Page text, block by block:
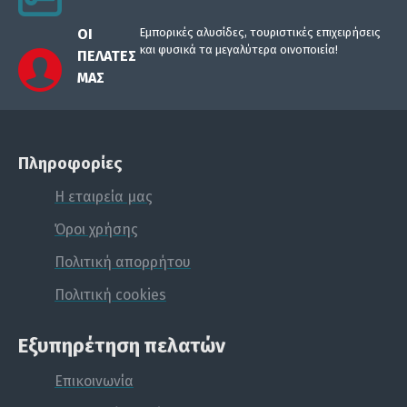
σε οποιαδήποτε διάσταση. Η δυνατότητα
αυτή παρέχεται για παραγγελίες άνω των
δέκα τεμαχίων. Καλέστε μας για
πληροφορίες και τιμές.
ΟΙ
ΠΕΛΆΤΕΣ
ΜΑΣ
Εμπορικές αλυσίδες, τουριστικές επιχειρήσεις
και φυσικά τα μεγαλύτερα οινοποιεία!
Πληροφορίες
Η εταιρεία μας
Όροι χρήσης
Πολιτική απορρήτου
Πολιτική cookies
Εξυπηρέτηση πελατών
Επικοινωνία